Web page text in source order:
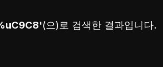
(으)로 검색한 결과입니다.